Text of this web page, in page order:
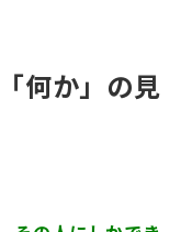
何か」の見